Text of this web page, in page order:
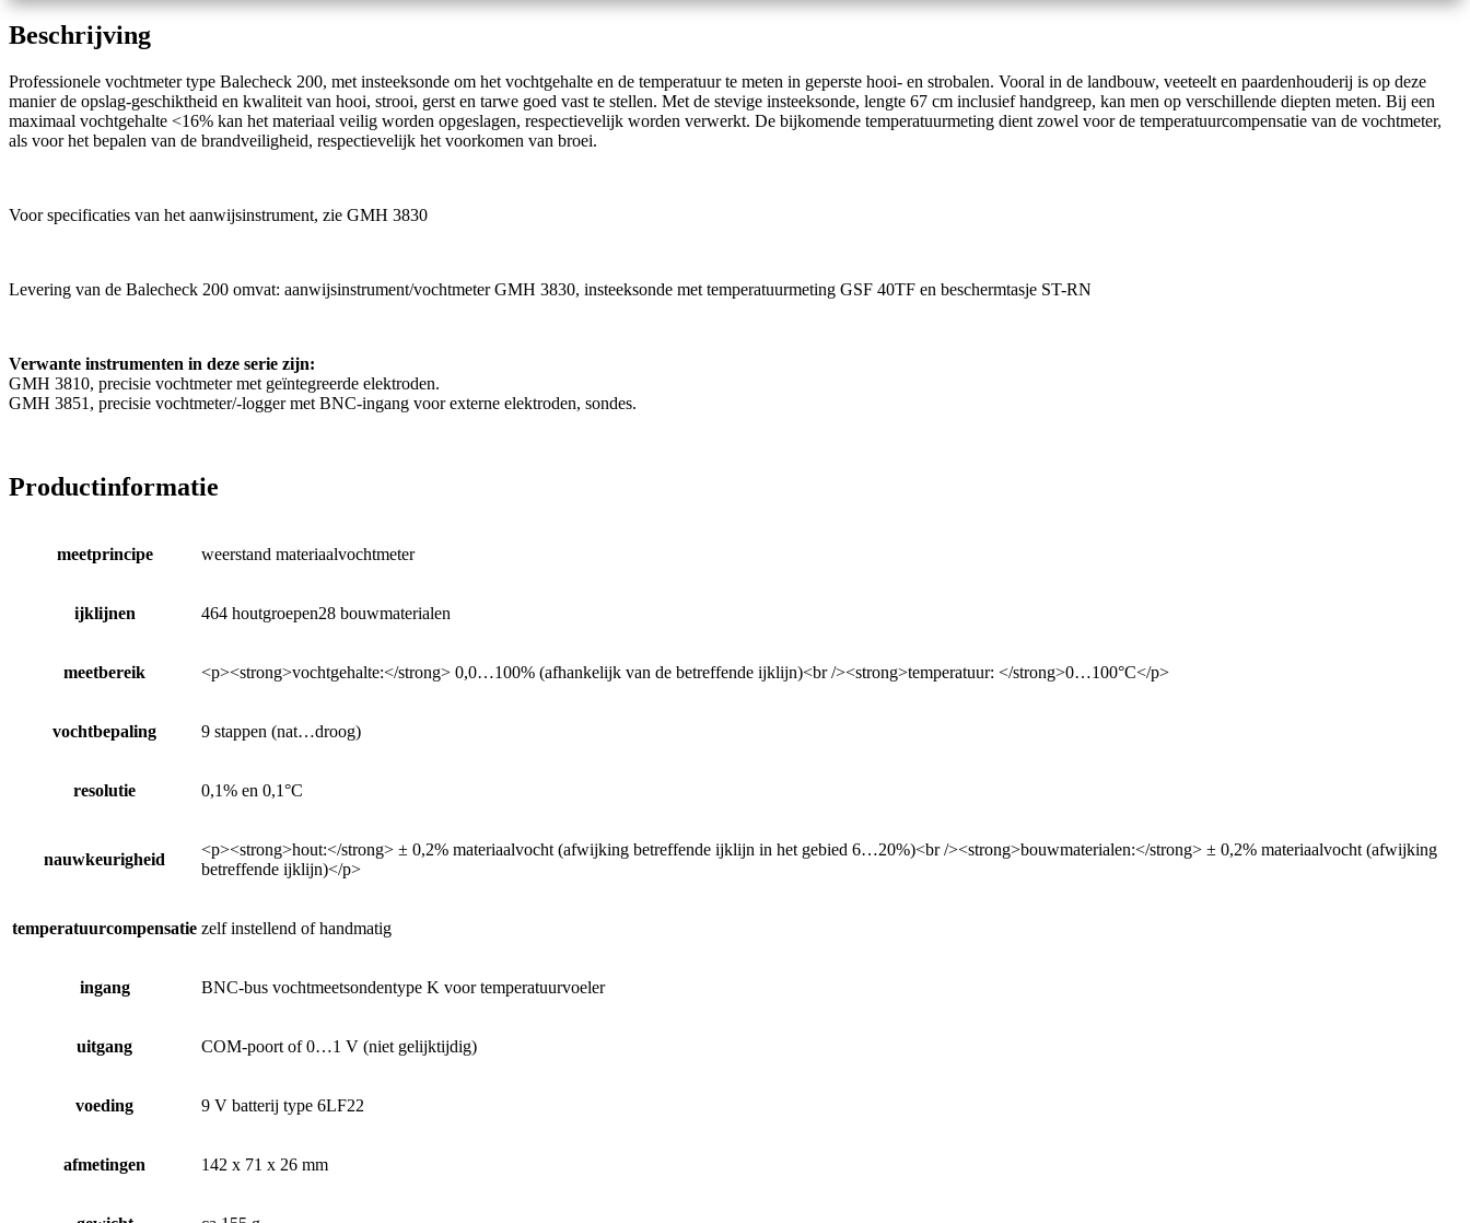
Beschrijving
Professionele vochtmeter type Balecheck 200, met insteeksonde om het vochtgehalte en de temperatuur te meten in geperste hooi- en strobalen. Vooral in de landbouw, veeteelt en paardenhouderij is op deze
manier de opslag-geschiktheid en kwaliteit van hooi, strooi, gerst en tarwe goed vast te stellen. Met de stevige insteeksonde, lengte 67 cm inclusief handgreep, kan men op verschillende diepten meten. Bij een
maximaal vochtgehalte <16% kan het materiaal veilig worden opgeslagen, respectievelijk worden verwerkt. De bijkomende temperatuurmeting dient zowel voor de temperatuurcompensatie van de vochtmeter,
als voor het bepalen van de brandveiligheid, respectievelijk het voorkomen van broei.
Voor specificaties van het aanwijsinstrument, zie GMH 3830
Levering van de Balecheck 200 omvat: aanwijsinstrument/vochtmeter GMH 3830, insteeksonde met temperatuurmeting GSF 40TF en beschermtasje ST-RN
Verwante instrumenten in deze serie zijn:
GMH 3810, precisie vochtmeter met geïntegreerde elektroden.
GMH 3851, precisie vochtmeter/-logger met BNC-ingang voor externe elektroden, sondes.
Productinformatie
meetprincipe weerstand materiaalvochtmeter
ijklijnen 464 houtgroepen28 bouwmaterialen
meetbereik <p><strong>vochtgehalte:</strong> 0,0…100% (afhankelijk van de betreffende ijklijn)<br /><strong>temperatuur: </strong>0…100°C</p>
vochtbepaling 9 stappen (nat…droog)
resolutie 0,1% en 0,1°C
nauwkeurigheid
<p><strong>hout:</strong> ± 0,2% materiaalvocht (afwijking betreffende ijklijn in het gebied 6…20%)<br /><strong>bouwmaterialen:</strong> ± 0,2% materiaalvocht (afwijking
betreffende ijklijn)</p>
temperatuurcompensatie zelf instellend of handmatig
ingang BNC-bus vochtmeetsondentype K voor temperatuurvoeler
uitgang COM-poort of 0…1 V (niet gelijktijdig)
voeding 9 V batterij type 6LF22
afmetingen 142 x 71 x 26 mm